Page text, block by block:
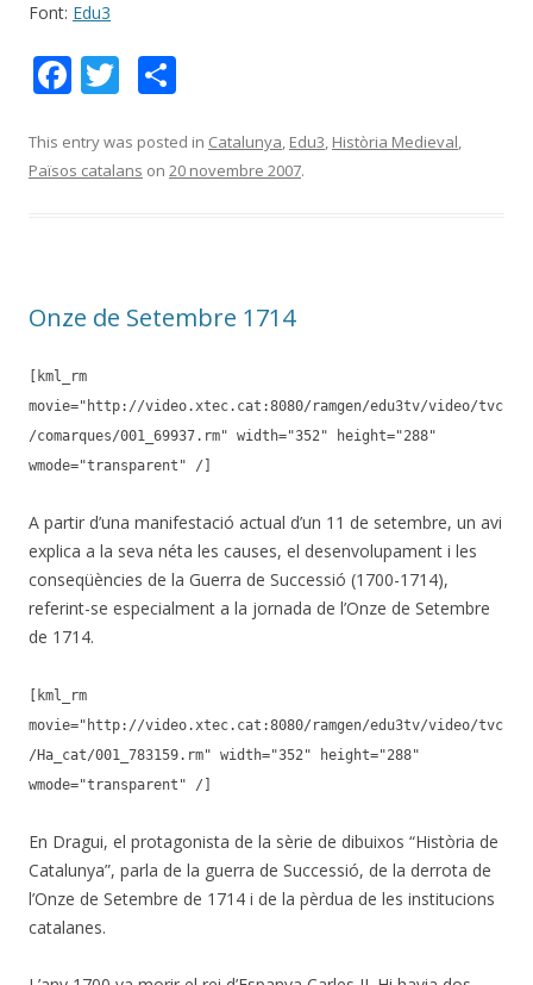
Font: Edu3
F
e
b
k
T
itt
er
m
p
ix
This entry was posted in Catalunya, Edu3, Història Medieval,
Països catalans on 20 novembre 2007.
Onze de Setembre 1714
[kml_rm
movie="http://video.xtec.cat:8080/ramgen/edu3tv/video/tvc
/comarques/001_69937.rm" width="352" height="288"
wmode="transparent" /]
A partir d’una manifestació actual d’un 11 de setembre, un avi
explica a la seva néta les causes, el desenvolupament i les
conseqüències de la Guerra de Successió (1700-1714),
referint-se especialment a la jornada de l’Onze de Setembre
de 1714.
[kml_rm
movie="http://video.xtec.cat:8080/ramgen/edu3tv/video/tvc
/Ha_cat/001_783159.rm" width="352" height="288"
wmode="transparent" /]
En Dragui, el protagonista de la sèrie de dibuixos “Història de
Catalunya”, parla de la guerra de Successió, de la derrota de
l’Onze de Setembre de 1714 i de la pèrdua de les institucions
catalanes.